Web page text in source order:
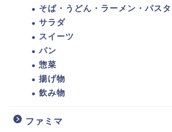
そば・うどん・ラーメン・パスタ
サラダ
スイーツ
パン
惣菜
揚げ物
飲み物
ファミマ